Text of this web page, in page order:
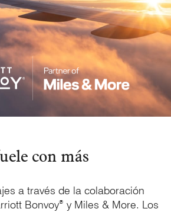
con más
a través de la colaboración
Bonvoy® y Miles & More. Los